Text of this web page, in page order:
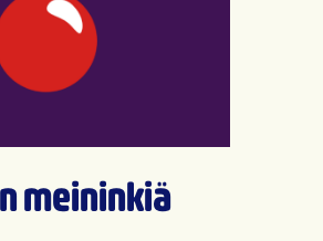
meininkiä